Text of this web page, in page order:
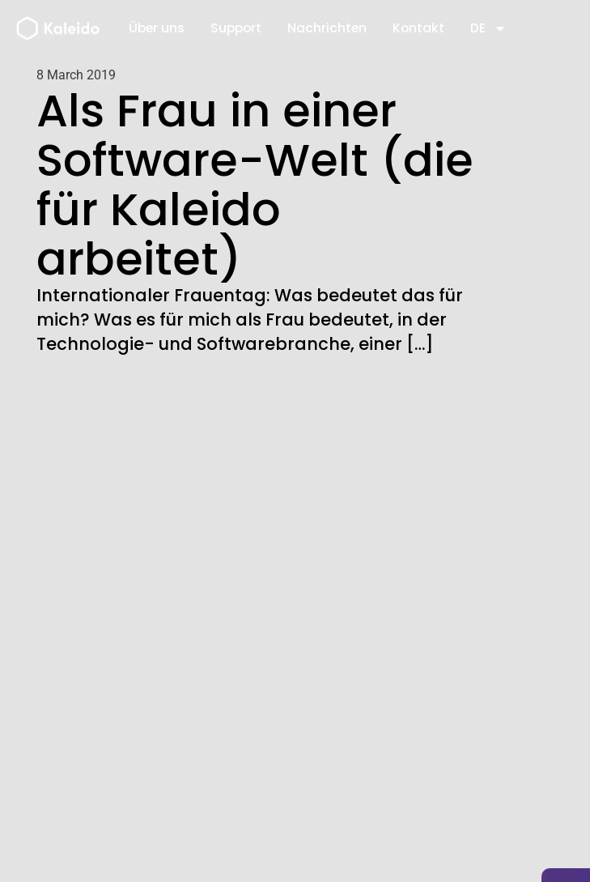
Inhalt
Über uns Support Nachrichten Kontakt DE
8 March 2019
Als Frau in einer
Software-Welt (die
für Kaleido
arbeitet)
Internationaler Frauentag: Was bedeutet das für
mich? Was es für mich als Frau bedeutet, in der
Technologie- und Softwarebranche, einer […]